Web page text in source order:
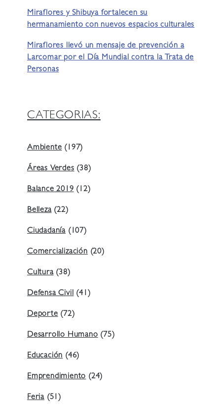
Miraflores y Shibuya fortalecen su
hermanamiento con nuevos espacios culturales
Miraflores llevó un mensaje de prevención a
Larcomar por el Día Mundial contra la Trata de
Personas
CATEGORIAS:
Ambiente(197)
Áreas Verdes(38)
Balance 2019(12)
Belleza(22)
Ciudadanía (107)
Comercialización(20)
Cultura(38)
Defensa Civil(41)
Deporte(72)
Desarrollo Humano(75)
Educación(46)
Emprendimiento(24)
Feria (51)